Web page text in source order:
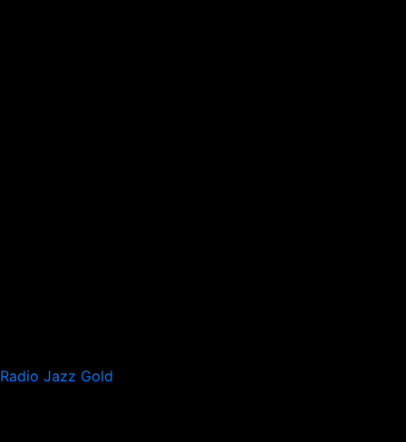
Radio Jazz Gold